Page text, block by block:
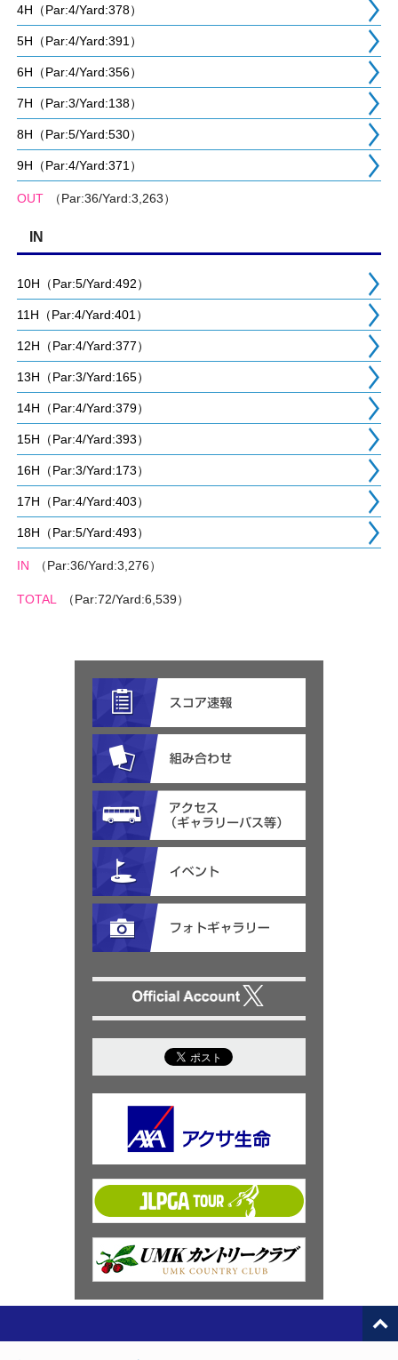
4H（Par:4/Yard:378）
5H（Par:4/Yard:391）
6H（Par:4/Yard:356）
7H（Par:3/Yard:138）
8H（Par:5/Yard:530）
9H（Par:4/Yard:371）
OUT （Par:36/Yard:3,263）
IN
10H（Par:5/Yard:492）
11H（Par:4/Yard:401）
12H（Par:4/Yard:377）
13H（Par:3/Yard:165）
14H（Par:4/Yard:379）
15H（Par:4/Yard:393）
16H（Par:3/Yard:173）
17H（Par:4/Yard:403）
18H（Par:5/Yard:493）
IN （Par:36/Yard:3,276）
TOTAL （Par:72/Yard:6,539）